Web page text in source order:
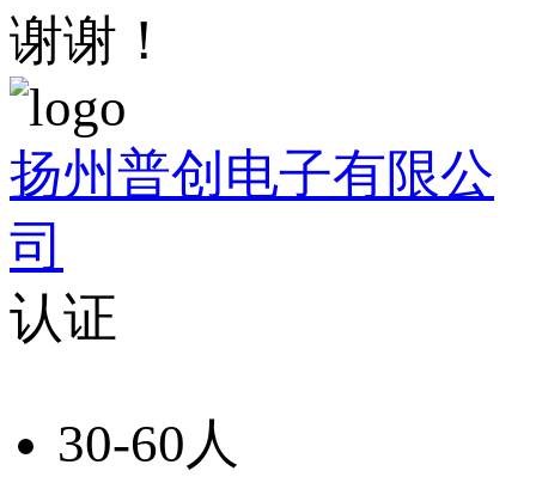
谢谢！
扬州普创电子有限公
司
认证
30-60人